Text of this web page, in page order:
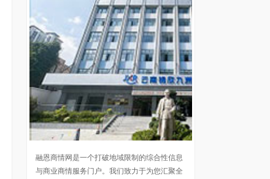
融恩商情网是一个打破地域限制的综合性信息
与商业商情服务门户。我们致力于为您汇聚全